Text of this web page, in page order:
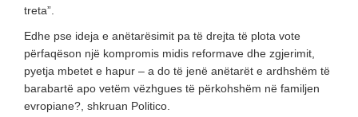
treta”.
Edhe pse ideja e anëtarësimit pa të drejta të plota vote
përfaqëson një kompromis midis reformave dhe zgjerimit,
pyetja mbetet e hapur – a do të jenë anëtarët e ardhshëm të
barabartë apo vetëm vëzhgues të përkohshëm në familjen
evropiane?, shkruan Politico.